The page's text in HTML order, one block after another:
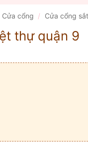
Cửa cổng / Cửa cổng
thự quận 9